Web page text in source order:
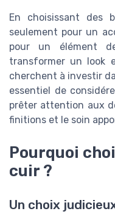
En choisissant des
seulement pour un
pour un élément
transformer un look
cherchent à investir
essentiel de
prêter attention aux
finitions et le soin
Pourquoi
cuir ?
Un choix